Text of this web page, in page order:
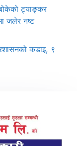
बोकेको ट्याङ्कर
जलेर नष्ट
कडाइ, ९